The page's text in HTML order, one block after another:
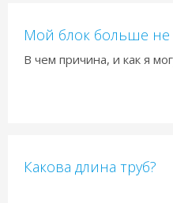
Мой блок больше не
В чем причина, и как я
Какова длина труб?